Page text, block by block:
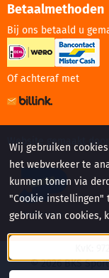
Betaalmethoden
Bij ons betaald u
Of achteraf met
Website gemaakt door:
KvK:
©2026BKS
Wij gebruiken
het webverkeer te
kunnen tonen via
"Cookie instellingen"
gebruik van cookies,